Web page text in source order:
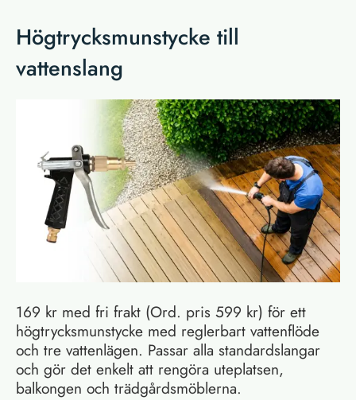
Högtrycksmunstycke till
vattenslang
169 kr med fri frakt (Ord. pris 599 kr) för ett
högtrycksmunstycke med reglerbart vattenflöde
och tre vattenlägen. Passar alla standardslangar
och gör det enkelt att rengöra uteplatsen,
balkongen och trädgårdsmöblerna.